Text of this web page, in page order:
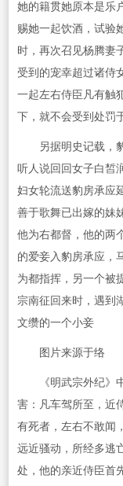
她的籍贯她原本是乐
赐她一起饮酒，试验
时，再次召见杨腾妻
受到的宠幸超过诸侍
一起左右侍臣凡有触
下，就不会受到处罚
另据明史记载，豹
听人说回回女子白皙
妇女轮流送豹房承应
善于歌舞已出嫁的妹
他为右都督，他的两
的爱妾入豹房承应，
为都指挥，另一个被
宗南征回来时，遇到
文缵的一个小妾
图片来源于络
《明武宗外纪》中
害：凡车驾所至，近
有死者，左右不敢闻
远近骚动，所经多逃
处，他的亲近侍臣首